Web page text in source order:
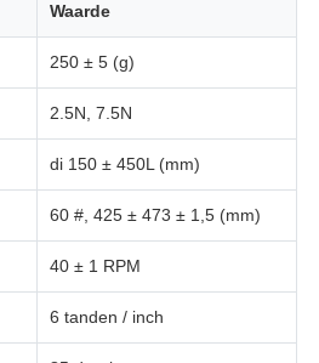
Waarde
250 ± 5 (g)
2.5N, 7.5N
di 150 ± 450L (mm)
60 #, 425 ± 473 ± 1,5 (mm)
40 ± 1 RPM
6 tanden / inch